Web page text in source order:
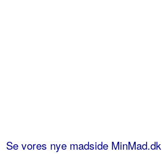
Se vores nye madside MinMad.dk